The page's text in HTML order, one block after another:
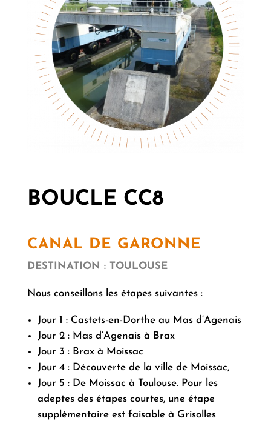
BOUCLE CC8
CANAL DE GARONNE
DESTINATION : TOULOUSE
Nous conseillons les étapes suivantes :
Jour 1 : Castets-en-Dorthe au Mas d’Agenais
Jour 2 : Mas d’Agenais à Brax
Jour 3 : Brax à Moissac
Jour 4 : Découverte de la ville de Moissac,
Jour 5 : De Moissac à Toulouse. Pour les
adeptes des étapes courtes, une étape
supplémentaire est faisable à Grisolles